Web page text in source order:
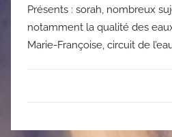
Présents : sorah, nombreux
notamment la qualité des
Marie-Françoise, circuit de